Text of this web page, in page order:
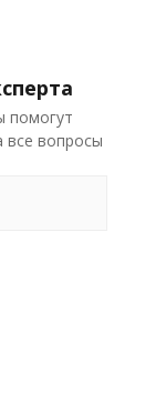
помогут
все вопросы